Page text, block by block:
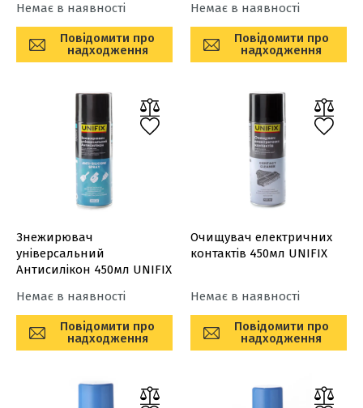
Немає в наявності
Повідомити про
надходження
Немає в наявності
Повідомити про
надходження
Знежирювач
універсальний
Антисилікон 450мл UNIFIX
Немає в наявності
Повідомити про
надходження
Очищувач електричних
контактів 450мл UNIFIX
Немає в наявності
Повідомити про
надходження